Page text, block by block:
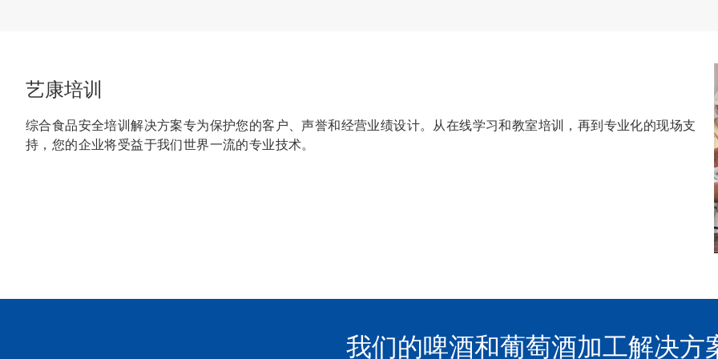
艺康培训
综合食品安全培训解决方案专为保护您的客户、声誉和经营业绩设计。从在线学习和教室培训，再到专业化的现场支
持，您的企业将受益于我们世界一流的专业技术。
我们的啤酒和葡萄酒加工解决方